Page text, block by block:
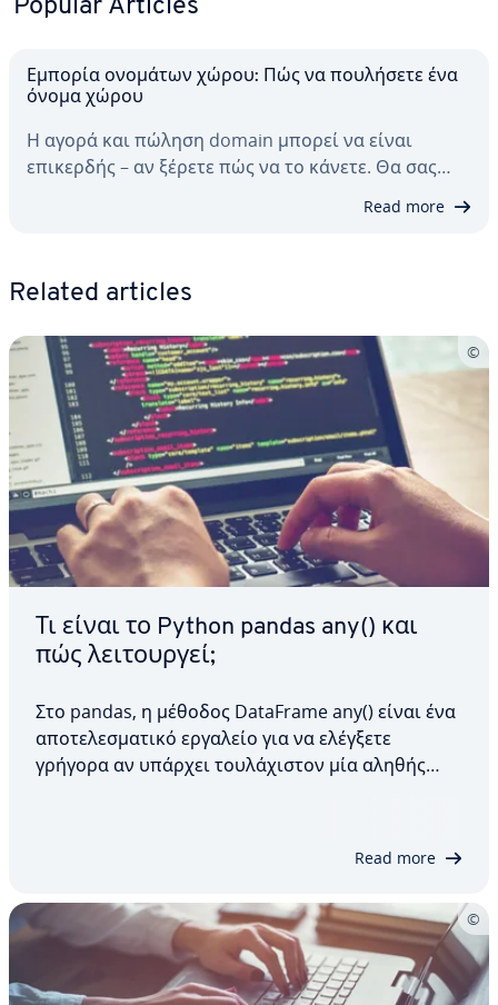
Popular Articles
Εμπορία ονομάτων χώρου: Πώς να πουλήσετε ένα
όνομα χώρου
Η αγορά και πώληση domain μπορεί να είναι
επικερδής – αν ξέρετε πώς να το κάνετε. Θα σας…
Read more
Related articles
Τι είναι το Python pandas any() και
πώς λειτουργεί;
Στο pandas, η μέθοδος DataFrame any() είναι ένα
αποτελεσματικό εργαλείο για να ελέγξετε
γρήγορα αν υπάρχει τουλάχιστον μία αληθής
Read more